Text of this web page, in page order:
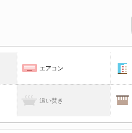
エアコン
追い焚き